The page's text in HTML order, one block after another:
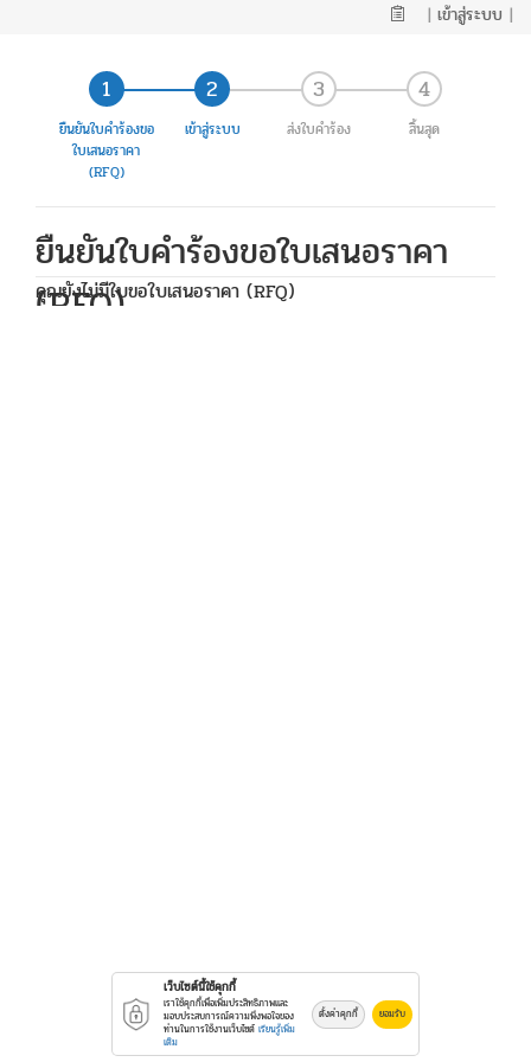
| เข้าสู่ระบบ |
ยืนยันใบคำร้องขอ
ใบเสนอราคา
(RFQ)
เข้าสู่ระบบ ส่งใบคำร้อง สิ้นสุด
ยืนยันใบคำร้องขอใบเสนอราคา
(RFQ)
คุณยังไม่มีใบขอใบเสนอราคา (RFQ)
เว็บไซต์นี้ใช้คุกกี้
เราใช้คุกกี้เพื่อเพิ่มประสิทธิภาพและ
มอบประสบการณ์ความพึงพอใจของ
ท่านในการใช้งานเว็บไซต์ เรียนรู้เพิ่ม
เติม
ตั้งค่าคุกกี้ ยอมรับ